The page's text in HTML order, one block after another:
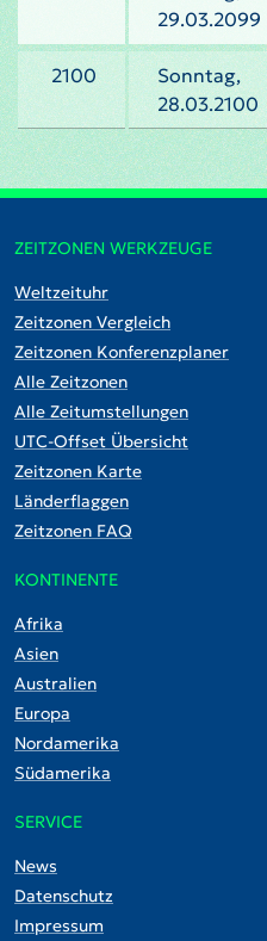
29.03.2099
2100
Sonntag,
28.03.2100
ZEITZONEN WERKZEUGE
Weltzeituhr
Zeitzonen Vergleich
Zeitzonen Konferenzplaner
Alle Zeitzonen
Alle Zeitumstellungen
UTC-Offset Übersicht
Zeitzonen Karte
Länderflaggen
Zeitzonen FAQ
KONTINENTE
Afrika
Asien
Australien
Europa
Nordamerika
Südamerika
SERVICE
News
Datenschutz
Impressum